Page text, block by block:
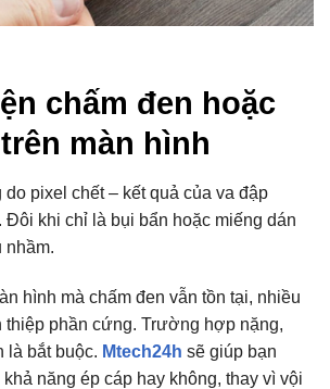
chấm đen hoặc
màn hình
pixel chết – kết quả của va đập
Đôi khi chỉ là bụi bẩn hoặc miếng dán
nhầm.
hình mà chấm đen vẫn tồn tại, nhiều
thiệp phần cứng. Trường hợp nặng,
là bắt buộc. Mtech24h sẽ giúp bạn
năng ép cáp hay không, thay vì vội